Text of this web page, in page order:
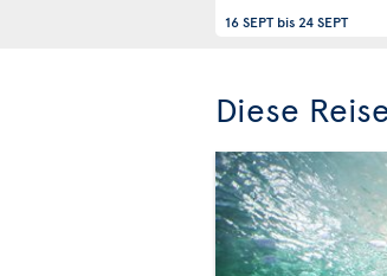
16 SEPTbis 24 SEPT
Diese